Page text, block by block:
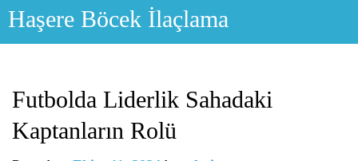
Skip
Haşere Böcek İlaçlama
Futbolda Liderlik Sahadaki
Kaptanların Rolü